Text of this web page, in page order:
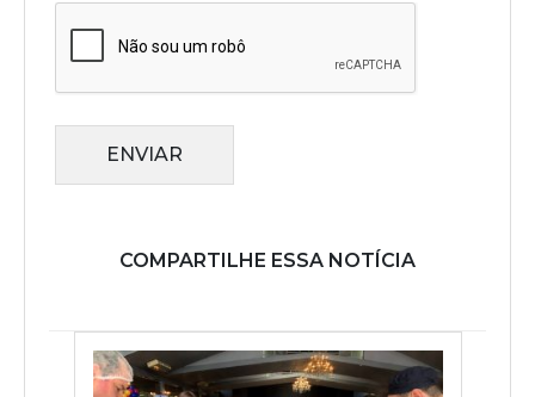
ENVIAR
COMPARTILHE ESSA NOTÍCIA